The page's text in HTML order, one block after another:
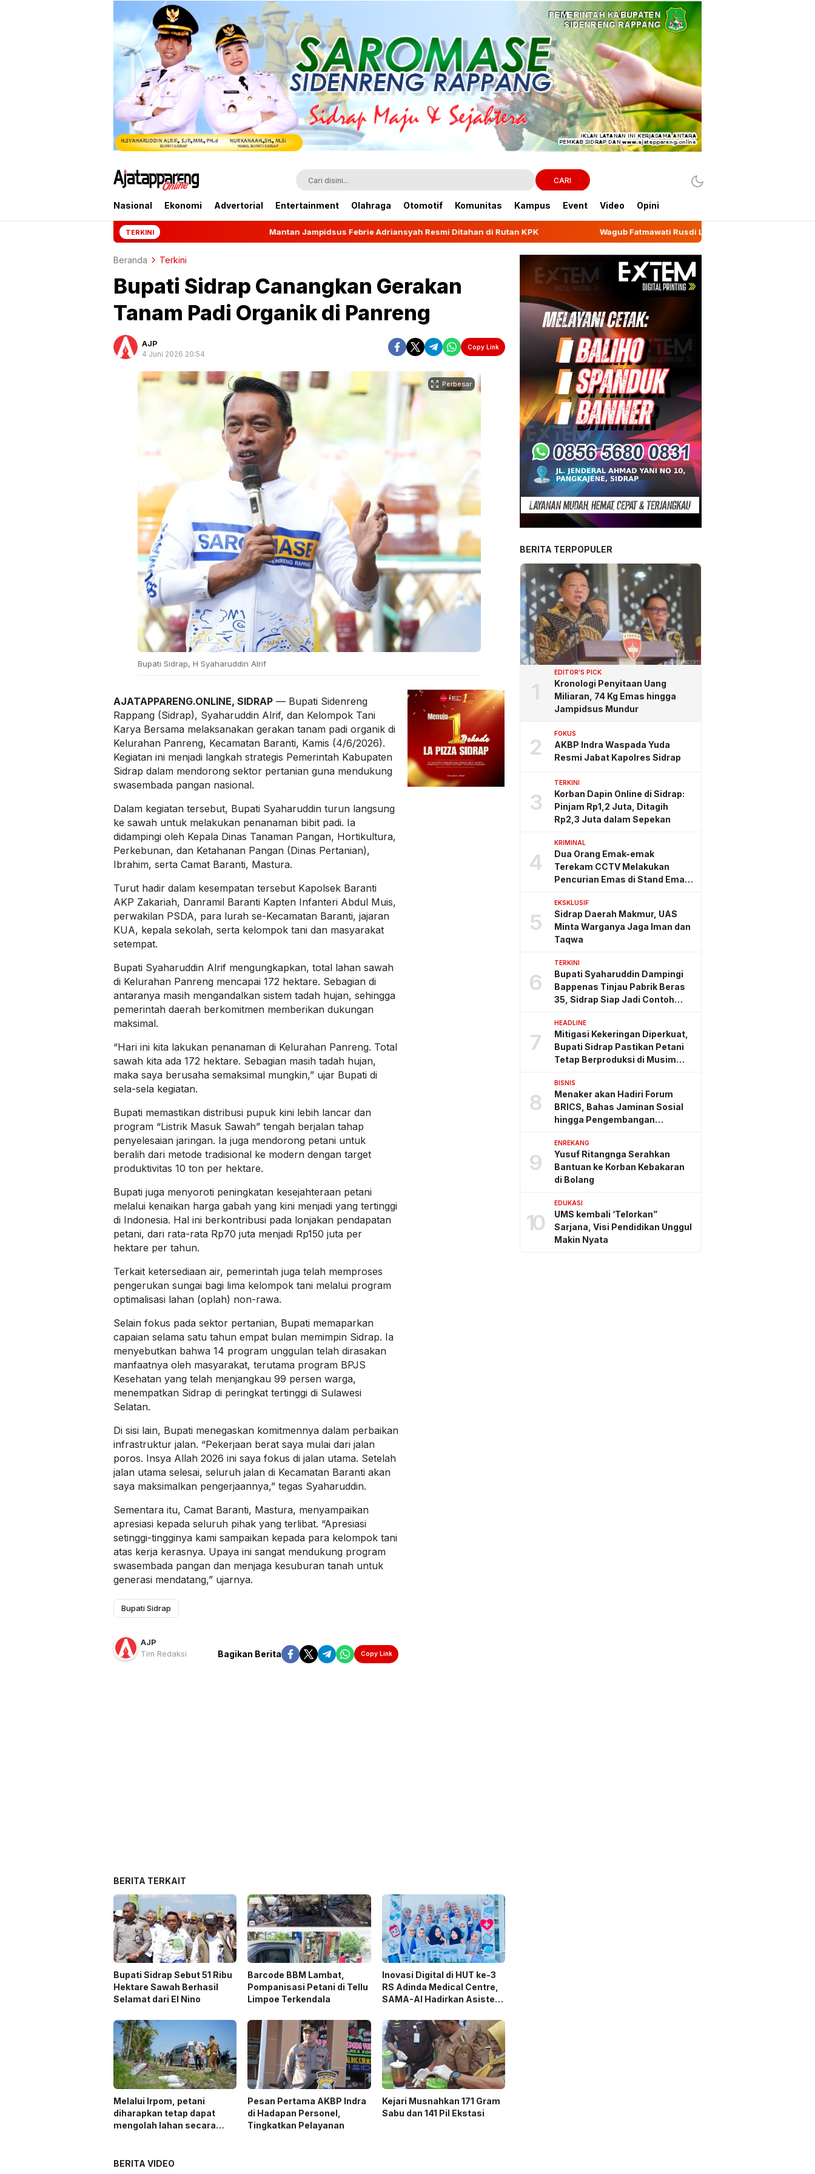
CARI
Nasional Ekonomi Advertorial Entertainment Olahraga Otomotif Komunitas Kampus Event Video Opini
TERKINI Mantan Jampidsus Febrie Adriansyah Resmi Ditahan di Rutan KPK Wagub Fatmawati Rusdi Lepas Ekspor 10,2 Ton Kemiri Luwu ke Jeddah
Beranda Terkini
Bupati Sidrap Canangkan Gerakan
Tanam Padi Organik di Panreng
AJP
4 Juni 2026 20:54
Copy Link
Perbesar
Bupati Sidrap, H Syaharuddin Alrif
AJATAPPARENG.ONLINE, SIDRAP — Bupati Sidenreng
Rappang (Sidrap), Syaharuddin Alrif, dan Kelompok Tani
Karya Bersama melaksanakan gerakan tanam padi organik di
Kelurahan Panreng, Kecamatan Baranti, Kamis (4/6/2026).
Kegiatan ini menjadi langkah strategis Pemerintah Kabupaten
Sidrap dalam mendorong sektor pertanian guna mendukung
swasembada pangan nasional.
Dalam kegiatan tersebut, Bupati Syaharuddin turun langsung
ke sawah untuk melakukan penanaman bibit padi. Ia
didampingi oleh Kepala Dinas Tanaman Pangan, Hortikultura,
Perkebunan, dan Ketahanan Pangan (Dinas Pertanian),
Ibrahim, serta Camat Baranti, Mastura.
Turut hadir dalam kesempatan tersebut Kapolsek Baranti
AKP Zakariah, Danramil Baranti Kapten Infanteri Abdul Muis,
perwakilan PSDA, para lurah se-Kecamatan Baranti, jajaran
KUA, kepala sekolah, serta kelompok tani dan masyarakat
setempat.
Bupati Syaharuddin Alrif mengungkapkan, total lahan sawah
di Kelurahan Panreng mencapai 172 hektare. Sebagian di
antaranya masih mengandalkan sistem tadah hujan, sehingga
pemerintah daerah berkomitmen memberikan dukungan
maksimal.
“Hari ini kita lakukan penanaman di Kelurahan Panreng. Total
sawah kita ada 172 hektare. Sebagian masih tadah hujan,
maka saya berusaha semaksimal mungkin,” ujar Bupati di
sela-sela kegiatan.
Bupati memastikan distribusi pupuk kini lebih lancar dan
program “Listrik Masuk Sawah” tengah berjalan tahap
penyelesaian jaringan. Ia juga mendorong petani untuk
beralih dari metode tradisional ke modern dengan target
produktivitas 10 ton per hektare.
Bupati juga menyoroti peningkatan kesejahteraan petani
melalui kenaikan harga gabah yang kini menjadi yang tertinggi
di Indonesia. Hal ini berkontribusi pada lonjakan pendapatan
petani, dari rata-rata Rp70 juta menjadi Rp150 juta per
hektare per tahun.
Terkait ketersediaan air, pemerintah juga telah memproses
pengerukan sungai bagi lima kelompok tani melalui program
optimalisasi lahan (oplah) non-rawa.
Selain fokus pada sektor pertanian, Bupati memaparkan
capaian selama satu tahun empat bulan memimpin Sidrap. Ia
menyebutkan bahwa 14 program unggulan telah dirasakan
manfaatnya oleh masyarakat, terutama program BPJS
Kesehatan yang telah menjangkau 99 persen warga,
menempatkan Sidrap di peringkat tertinggi di Sulawesi
Selatan.
Di sisi lain, Bupati menegaskan komitmennya dalam perbaikan
infrastruktur jalan. “Pekerjaan berat saya mulai dari jalan
poros. Insya Allah 2026 ini saya fokus di jalan utama. Setelah
jalan utama selesai, seluruh jalan di Kecamatan Baranti akan
saya maksimalkan pengerjaannya,” tegas Syaharuddin.
Sementara itu, Camat Baranti, Mastura, menyampaikan
apresiasi kepada seluruh pihak yang terlibat. “Apresiasi
setinggi-tingginya kami sampaikan kepada para kelompok tani
atas kerja kerasnya. Upaya ini sangat mendukung program
swasembada pangan dan menjaga kesuburan tanah untuk
generasi mendatang,” ujarnya.
Bupati Sidrap
AJP
Tim Redaksi
Bagikan Berita Copy Link
BERITA TERKAIT
Bupati Sidrap Sebut 51 Ribu
Hektare Sawah Berhasil
Selamat dari El Nino
Barcode BBM Lambat,
Pompanisasi Petani di Tellu
Limpoe Terkendala
Inovasi Digital di HUT ke-3
RS Adinda Medical Centre,
SAMA-AI Hadirkan Asisten
Melalui Irpom, petani
diharapkan tetap dapat
mengolah lahan secara
Pesan Pertama AKBP Indra
di Hadapan Personel,
Tingkatkan Pelayanan
Kejari Musnahkan 171 Gram
Sabu dan 141 Pil Ekstasi
BERITA VIDEO
BERITA TERPOPULER
1
EDITOR'S PICK
Kronologi Penyitaan Uang
Miliaran, 74 Kg Emas hingga
Jampidsus Mundur
2
FOKUS
AKBP Indra Waspada Yuda
Resmi Jabat Kapolres Sidrap
3
TERKINI
Korban Dapin Online di Sidrap:
Pinjam Rp1,2 Juta, Ditagih
Rp2,3 Juta dalam Sepekan
4
KRIMINAL
Dua Orang Emak-emak
Terekam CCTV Melakukan
Pencurian Emas di Stand Emas
5
EKSKLUSIF
Sidrap Daerah Makmur, UAS
Minta Warganya Jaga Iman dan
Taqwa
6
TERKINI
Bupati Syaharuddin Dampingi
Bappenas Tinjau Pabrik Beras
35, Sidrap Siap Jadi Contoh
7
HEADLINE
Mitigasi Kekeringan Diperkuat,
Bupati Sidrap Pastikan Petani
Tetap Berproduksi di Musim
8
BISNIS
Menaker akan Hadiri Forum
BRICS, Bahas Jaminan Sosial
hingga Pengembangan
9
ENREKANG
Yusuf Ritangnga Serahkan
Bantuan ke Korban Kebakaran
di Bolang
10
EDUKASI
UMS kembali ‘Telorkan”
Sarjana, Visi Pendidikan Unggul
Makin Nyata